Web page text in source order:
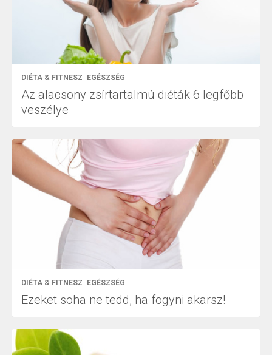
DIÉTA & FITNESZ EGÉSZSÉG
Az alacsony zsírtartalmú diéták 6 legfőbb
veszélye
DIÉTA & FITNESZ EGÉSZSÉG
Ezeket soha ne tedd, ha fogyni akarsz!